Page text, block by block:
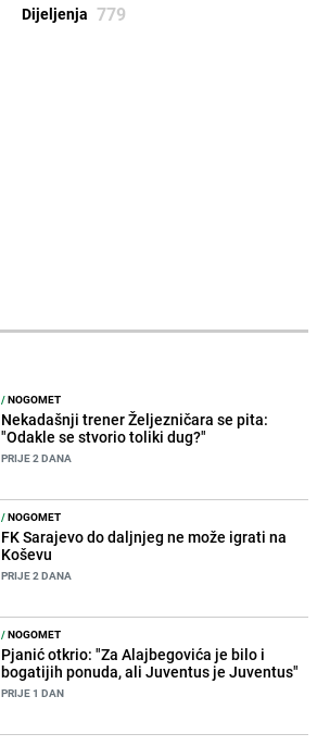
Dijeljenja 779
/NOGOMET
Nekadašnji trener Željezničara se pita:
"Odakle se stvorio toliki dug?"
PRIJE 2 DANA
/NOGOMET
FK Sarajevo do daljnjeg ne može igrati na
Koševu
PRIJE 2 DANA
/NOGOMET
Pjanić otkrio: "Za Alajbegovića je bilo i
bogatijih ponuda, ali Juventus je Juventus"
PRIJE 1 DAN